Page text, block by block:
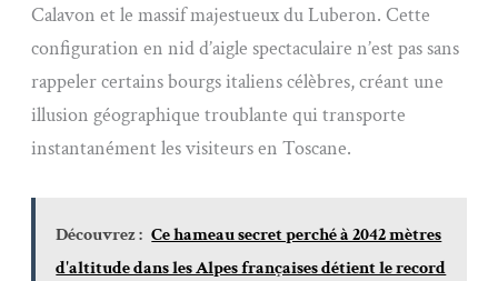
Calavon et le massif majestueux du Luberon. Cette
configuration en nid d’aigle spectaculaire n’est pas sans
rappeler certains bourgs italiens célèbres, créant une
illusion géographique troublante qui transporte
instantanément les visiteurs en Toscane.
Découvrez : Ce hameau secret perché à 2042 mètres
d'altitude dans les Alpes françaises détient le record